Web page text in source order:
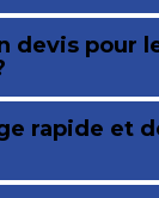
devis pour
rapide et